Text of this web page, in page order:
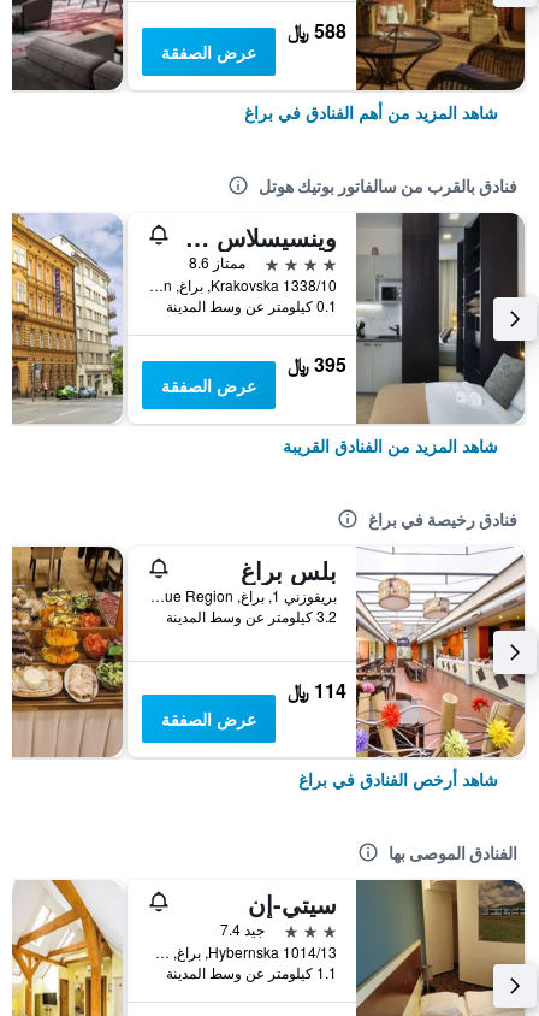
588 ﷼
عرض الصفقة
شاهد المزيد من أهم الفنادق في براغ
فنادق بالقرب من سالفاتور بوتيك هوتل
وينسيسلاس هوتل آند أبارتمنتس
4 نجوم
ممتاز 8.6
Krakovska 1338/10, براغ, Prague Region, جمهورية التشيك
0.1 كيلومتر عن وسط المدينة
395 ﷼
عرض الصفقة
شاهد المزيد من الفنادق القريبة
فنادق رخيصة في براغ
بلس براغ
بريفوزني 1, براغ, Prague Region, جمهورية التشيك
3.2 كيلومتر عن وسط المدينة
114 ﷼
عرض الصفقة
شاهد أرخص الفنادق في براغ
الفنادق الموصى بها
سيتي-إن
3 نجوم
جيد 7.4
Hybernska 1014/13, براغ, Prague Region, جمهورية التشيك
1.1 كيلومتر عن وسط المدينة